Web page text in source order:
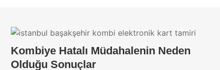
Kombiye Hatalı Müdahalenin Neden
Olduğu Sonuçlar